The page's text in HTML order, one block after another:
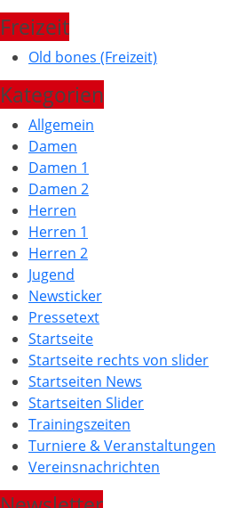
Freizeit
Old bones (Freizeit)
Kategorien
Allgemein
Damen
Damen 1
Damen 2
Herren
Herren 1
Herren 2
Jugend
Newsticker
Pressetext
Startseite
Startseite rechts von slider
Startseiten News
Startseiten Slider
Trainingszeiten
Turniere & Veranstaltungen
Vereinsnachrichten